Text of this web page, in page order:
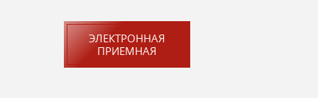
ЭЛЕКТРОННАЯ
ПРИЕМНАЯ